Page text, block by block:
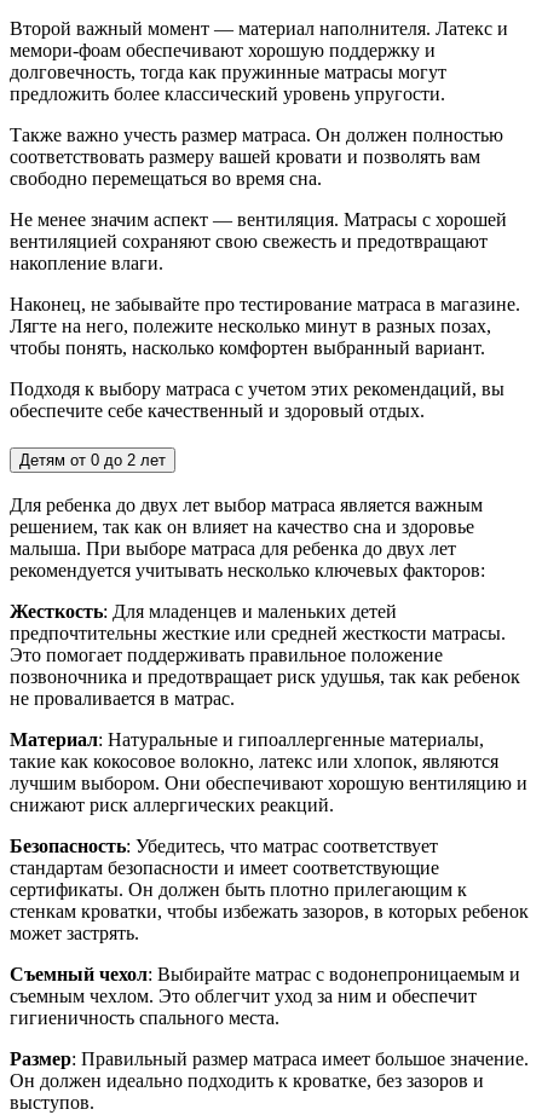
Второй важный момент — материал наполнителя. Латекс и
мемори-фоам обеспечивают хорошую поддержку и
долговечность, тогда как пружинные матрасы могут
предложить более классический уровень упругости.
Также важно учесть размер матраса. Он должен полностью
соответствовать размеру вашей кровати и позволять вам
свободно перемещаться во время сна.
Не менее значим аспект — вентиляция. Матрасы с хорошей
вентиляцией сохраняют свою свежесть и предотвращают
накопление влаги.
Наконец, не забывайте про тестирование матраса в магазине.
Лягте на него, полежите несколько минут в разных позах,
чтобы понять, насколько комфортен выбранный вариант.
Подходя к выбору матраса с учетом этих рекомендаций, вы
обеспечите себе качественный и здоровый отдых.
Детям от 0 до 2 лет
Для ребенка до двух лет выбор матраса является важным
решением, так как он влияет на качество сна и здоровье
малыша. При выборе матраса для ребенка до двух лет
рекомендуется учитывать несколько ключевых факторов:
Жесткость: Для младенцев и маленьких детей
предпочтительны жесткие или средней жесткости матрасы.
Это помогает поддерживать правильное положение
позвоночника и предотвращает риск удушья, так как ребенок
не проваливается в матрас.
Материал: Натуральные и гипоаллергенные материалы,
такие как кокосовое волокно, латекс или хлопок, являются
лучшим выбором. Они обеспечивают хорошую вентиляцию и
снижают риск аллергических реакций.
Безопасность: Убедитесь, что матрас соответствует
стандартам безопасности и имеет соответствующие
сертификаты. Он должен быть плотно прилегающим к
стенкам кроватки, чтобы избежать зазоров, в которых ребенок
может застрять.
Съемный чехол: Выбирайте матрас с водонепроницаемым и
съемным чехлом. Это облегчит уход за ним и обеспечит
гигиеничность спального места.
Размер: Правильный размер матраса имеет большое значение.
Он должен идеально подходить к кроватке, без зазоров и
выступов.